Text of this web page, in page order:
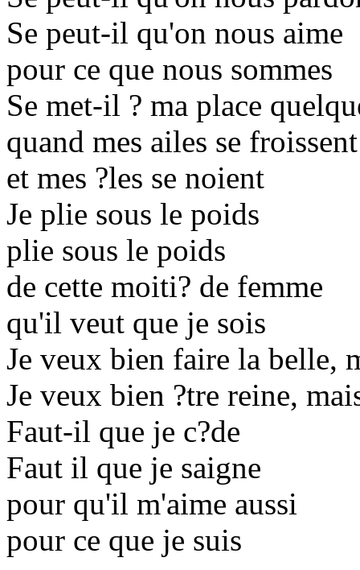
Se peut-il qu'on nous aime
pour ce que nous sommes
Se met-il ? ma place
quand mes ailes se froissent
et mes ?les se noient
Je plie sous le poids
plie sous le poids
de cette moiti? de femme
qu'il veut que je sois
Je veux bien faire la belle,
Je veux bien ?tre reine,
Faut-il que je c?de
Faut il que je saigne
pour qu'il m'aime aussi
pour ce que je suis